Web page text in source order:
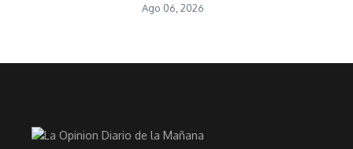
Ago 06, 2026